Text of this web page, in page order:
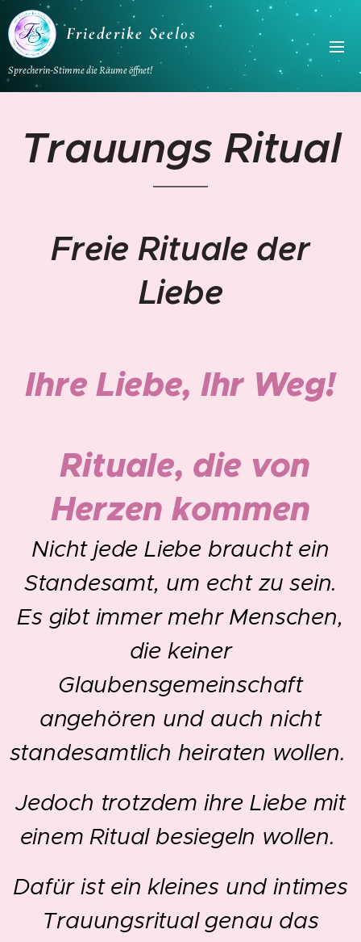
Friederike Seelos
Sprecherin-Stimme die Räume öffnet!
Trauungs Ritual
Freie Rituale der
Liebe
Ihre Liebe, Ihr Weg!
Rituale, die von
Herzen kommen
Nicht jede Liebe braucht ein
Standesamt, um echt zu sein.
Es gibt immer mehr Menschen,
die keiner
Glaubensgemeinschaft
angehören und auch nicht
standesamtlich heiraten wollen.
Jedoch trotzdem ihre Liebe mit
einem Ritual besiegeln wollen.
Dafür ist ein kleines und intimes
Trauungsritual genau das